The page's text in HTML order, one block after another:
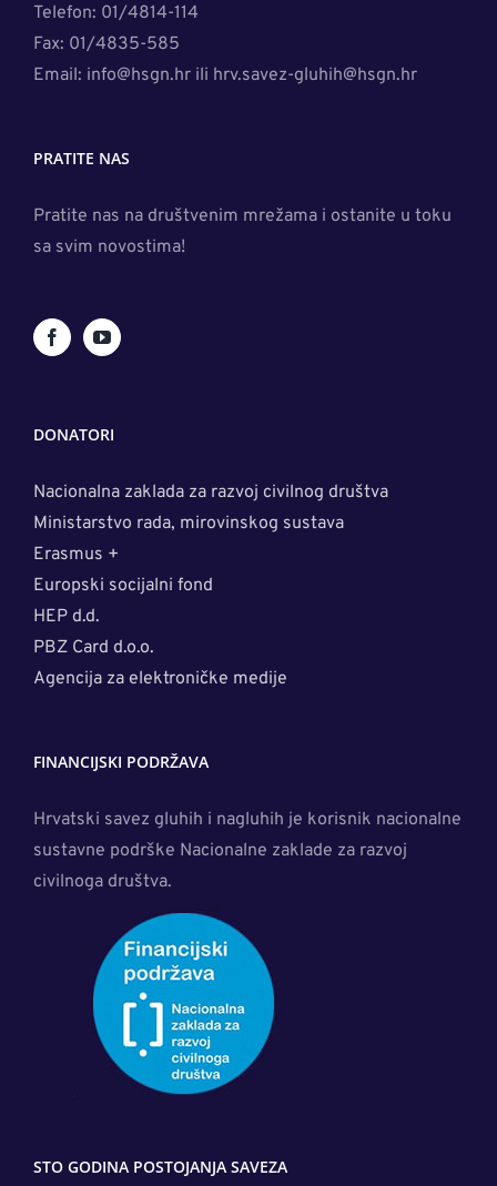
Telefon: 01/4814-114
Fax: 01/4835-585
Email: info@hsgn.hr ili hrv.savez-gluhih@hsgn.hr
PRATITE NAS
Pratite nas na društvenim mrežama i ostanite u toku
sa svim novostima!
DONATORI
Nacionalna zaklada za razvoj civilnog društva
Ministarstvo rada, mirovinskog sustava
Erasmus +
Europski socijalni fond
HEP d.d.
PBZ Card d.o.o.
Agencija za elektroničke medije
FINANCIJSKI PODRŽAVA
Hrvatski savez gluhih i nagluhih je korisnik nacionalne
sustavne podrške Nacionalne zaklade za razvoj
civilnoga društva.
STO GODINA POSTOJANJA SAVEZA